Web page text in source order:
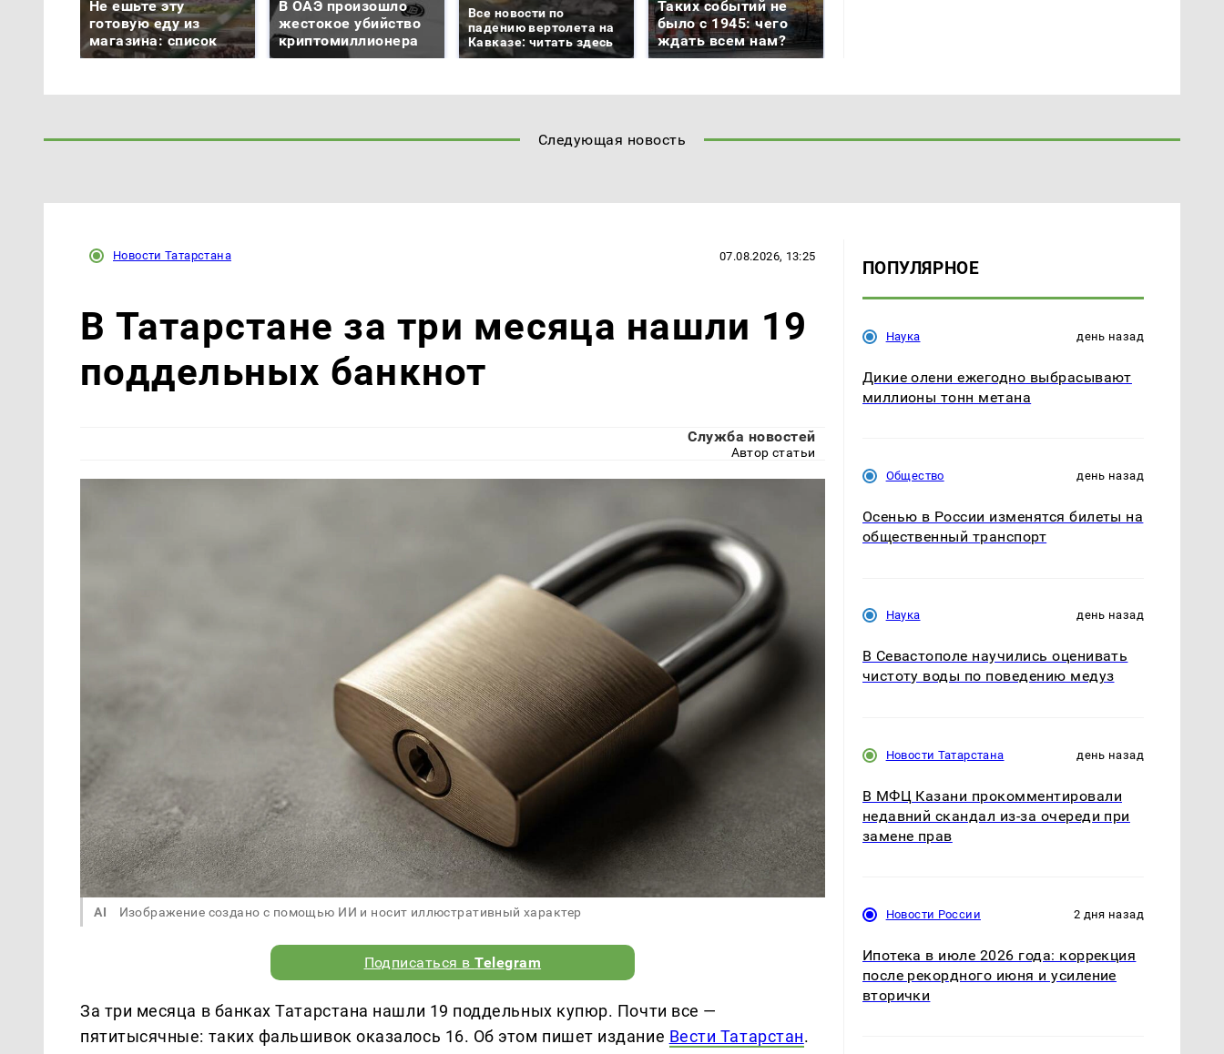
Не ешьте эту
готовую еду из
магазина: список
В ОАЭ произошло
жестокое убийство
криптомиллионера
Все новости по
падению вертолета на
Кавказе: читать здесь
Таких событий не
было с 1945: чего
ждать всем нам?
Следующая новость
Новости Татарстана 07.08.2026, 13:25
В Татарстане за три месяца нашли 19
поддельных банкнот
Служба новостей
Автор статьи
AI Изображение создано с помощью ИИ и носит иллюстративный характер
Подписаться вTelegram
За три месяца в банках Татарстана нашли 19 поддельных купюр. Почти все —
пятитысячные: таких фальшивок оказалось 16. Об этом пишет издание Вести Татарстан.
ПОПУЛЯРНОЕ
Наука день назад
Дикие олени ежегодно выбрасывают
миллионы тонн метана
Общество день назад
Осенью в России изменятся билеты на
общественный транспорт
Наука день назад
В Севастополе научились оценивать
чистоту воды по поведению медуз
Новости Татарстана день назад
В МФЦ Казани прокомментировали
недавний скандал из-за очереди при
замене прав
Новости России 2 дня назад
Ипотека в июле 2026 года: коррекция
после рекордного июня и усиление
вторички